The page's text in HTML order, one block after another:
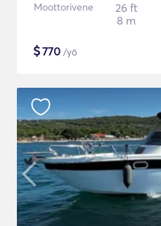
Moottorivene
26 ft
8 m
$770 /yö